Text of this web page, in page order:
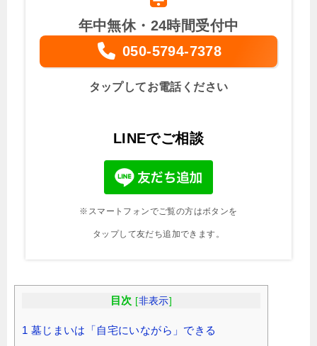
年中無休・24時間受付中
050-5794-7378
タップしてお電話ください
LINEでご相談
※スマートフォンでご覧の方はボタンを
タップして友だち追加できます。
目次 [非表示]
1 墓じまいは「自宅にいながら」できる